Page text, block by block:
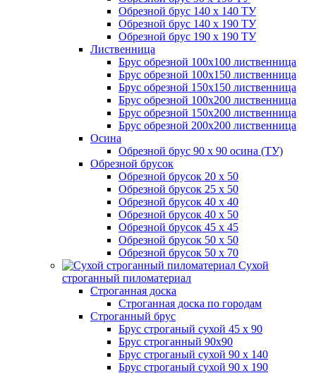
Обрезной брус 140 х 140 ТУ
Обрезной брус 140 х 190 ТУ
Обрезной брус 190 х 190 ТУ
Лиственница
Брус обрезной 100х100 лиственница
Брус обрезной 100х150 лиственница
Брус обрезной 150х150 лиственница
Брус обрезной 100х200 лиственница
Брус обрезной 150х200 лиственница
Брус обрезной 200х200 лиственница
Осина
Обрезной брус 90 х 90 осина (ТУ)
Обрезной брусок
Обрезной брусок 20 х 50
Обрезной брусок 25 х 50
Обрезной брусок 40 х 40
Обрезной брусок 40 х 50
Обрезной брусок 45 х 45
Обрезной брусок 50 х 50
Обрезной брусок 50 х 70
Сухой
строганный пиломатериал
Строганная доска
Строганная доска по городам
Строганный брус
Брус строганый сухой 45 х 90
Брус строганный 90х90
Брус строганый сухой 90 х 140
Брус строганый сухой 90 х 190